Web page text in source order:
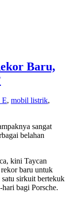
Baru,
E, mobil listrik,
sangat
belahan
kini Taycan
baru untuk
sirkuit bertekuk
bagi Porsche.